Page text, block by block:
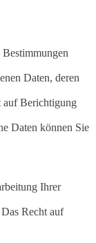
Bestimmungen
Daten, deren
auf Berichtigung
Daten können Sie
Ihrer
Recht auf